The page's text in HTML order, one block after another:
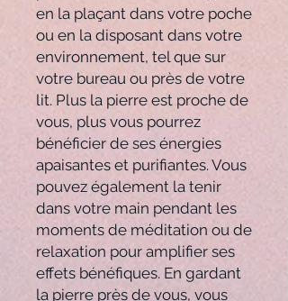
en la plaçant dans votre poche
ou en la disposant dans votre
environnement, tel que sur
votre bureau ou près de votre
lit. Plus la pierre est proche de
vous, plus vous pourrez
bénéficier de ses énergies
apaisantes et purifiantes. Vous
pouvez également la tenir
dans votre main pendant les
moments de méditation ou de
relaxation pour amplifier ses
effets bénéfiques. En gardant
la pierre près de vous, vous